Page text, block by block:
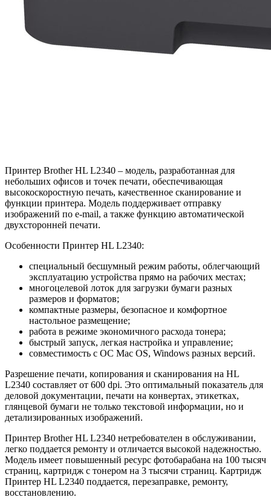
Принтер Brother HL L2340 – модель, разработанная для
небольших офисов и точек печати, обеспечивающая
высокоскоростную печать, качественное сканирование и
функции принтера. Модель поддерживает отправку
изображений по e-mail, а также функцию автоматической
двухсторонней печати.
Особенности Принтер HL L2340:
специальный бесшумный режим работы, облегчающий
эксплуатацию устройства прямо на рабочих местах;
многоцелевой лоток для загрузки бумаги разных
размеров и форматов;
компактные размеры, безопасное и комфортное
настольное размещение;
работа в режиме экономичного расхода тонера;
быстрый запуск, легкая настройка и управление;
совместимость с ОС Mac OS, Windows разных версий.
Разрешение печати, копирования и сканирования на HL
L2340 составляет от 600 dpi. Это оптимальный показатель для
деловой документации, печати на конвертах, этикетках,
глянцевой бумаги не только текстовой информации, но и
детализированных изображений.
Принтер Brother HL L2340 нетребователен в обслуживании,
легко поддается ремонту и отличается высокой надежностью.
Модель имеет повышенный ресурс фотобарабана на 100 тысяч
страниц, картридж с тонером на 3 тысячи страниц. Картридж
Принтер HL L2340 поддается, перезаправке, ремонту,
восстановлению.